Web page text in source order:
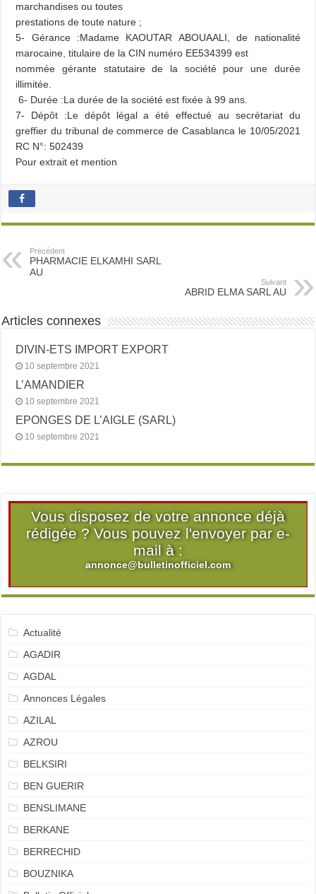
marchandises ou toutes
prestations de toute nature ;
5- Gérance :Madame KAOUTAR ABOUAALI, de nationalité
marocaine, titulaire de la CIN numéro EE534399 est
nommée gérante statutaire de la société pour une durée
illimitée.
6- Durée :La durée de la société est fixée à 99 ans.
7- Dépôt :Le dépôt légal a été effectué au secrétariat du
greffier du tribunal de commerce de Casablanca le 10/05/2021
RC N°: 502439
Pour extrait et mention
Précédent
PHARMACIE ELKAMHI SARL
AU
Suivant
ABRID ELMA SARL AU
Articles connexes
DIVIN-ETS IMPORT EXPORT
10 septembre 2021
L’AMANDIER
10 septembre 2021
EPONGES DE L’AIGLE (SARL)
10 septembre 2021
Vous disposez de votre annonce déjà
rédigée ? Vous pouvez l'envoyer par e-
mail à :
annonce@bulletinofficiel.com
Actualité
AGADIR
AGDAL
Annonces Légales
AZILAL
AZROU
BELKSIRI
BEN GUERIR
BENSLIMANE
BERKANE
BERRECHID
BOUZNIKA